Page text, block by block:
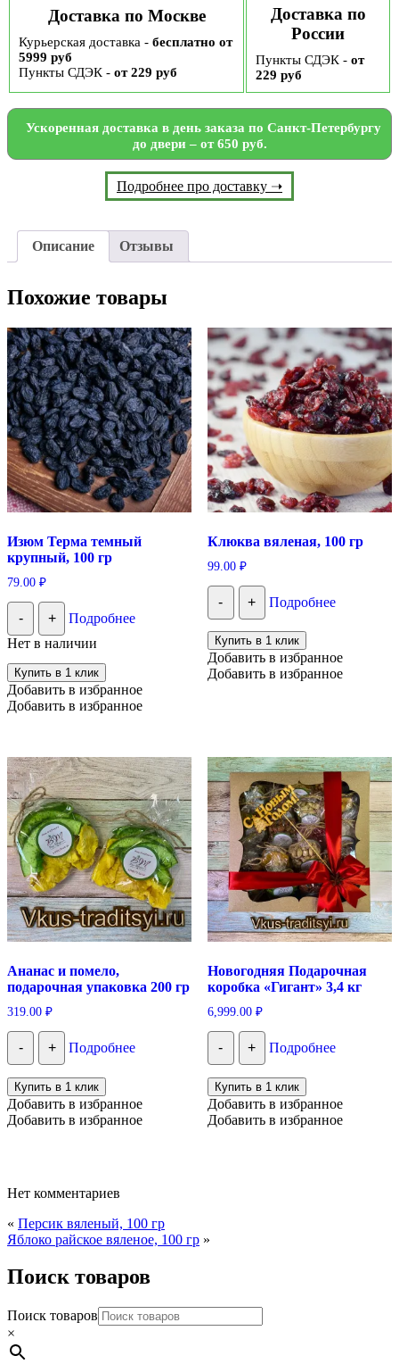
Доставка по Москве
Курьерская доставка - бесплатно от
5999 руб
Пункты СДЭК - от 229 руб
Доставка по
России
Пункты СДЭК - от
229 руб
Ускоренная доставка в день заказа по Санкт-Петербургу
до двери – от 650 руб.
Подробнее про доставку ➝
Описание Отзывы
Похожие товары
Изюм Терма темный
крупный, 100 гр
79.00 ₽
- +
Подробнее
Нет в наличии
Купить в 1 клик
Добавить в избранное
Добавить в избранное
Клюква вяленая, 100 гр
99.00 ₽
- + Подробнее
Купить в 1 клик
Добавить в избранное
Добавить в избранное
Ананас и помело,
подарочная упаковка 200 гр
319.00 ₽
- + Подробнее
Купить в 1 клик
Добавить в избранное
Добавить в избранное
Новогодняя Подарочная
коробка «Гигант» 3,4 кг
6,999.00 ₽
- + Подробнее
Купить в 1 клик
Добавить в избранное
Добавить в избранное
Нет комментариев
« Персик вяленый, 100 гр
Яблоко райское вяленое, 100 гр »
Поиск товаров
Поиск товаров
×